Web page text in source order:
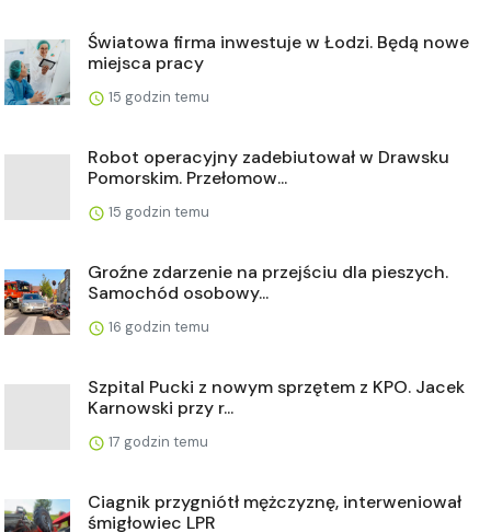
Światowa firma inwestuje w Łodzi. Będą nowe
miejsca pracy
15 godzin temu
Robot operacyjny zadebiutował w Drawsku
Pomorskim. Przełomow...
15 godzin temu
Groźne zdarzenie na przejściu dla pieszych.
Samochód osobowy...
16 godzin temu
Szpital Pucki z nowym sprzętem z KPO. Jacek
Karnowski przy r...
17 godzin temu
Ciagnik przygniótł mężczyznę, interweniował
śmigłowiec LPR